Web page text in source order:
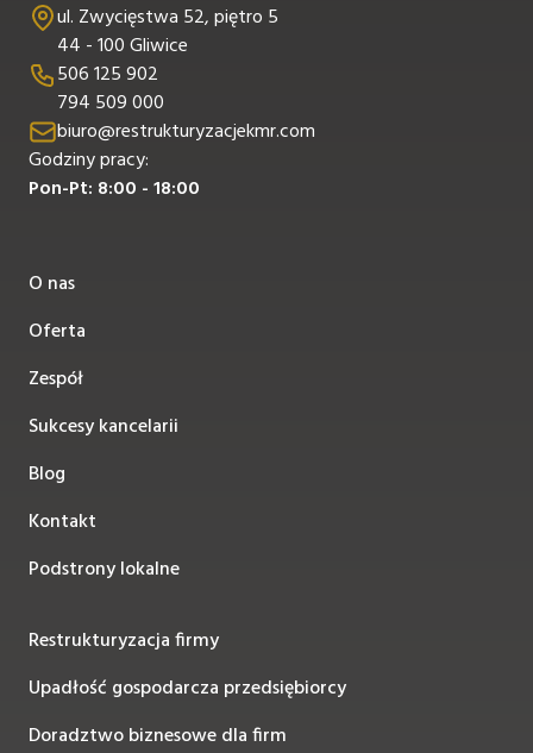
ul. Zwycięstwa 52, piętro 5
44 - 100 Gliwice
506 125 902
794 509 000
biuro@restrukturyzacjekmr.com
Godziny pracy:
Pon-Pt: 8:00 - 18:00
O nas
Oferta
Zespół
Sukcesy kancelarii
Blog
Kontakt
Podstrony lokalne
Restrukturyzacja firmy
Upadłość gospodarcza przedsiębiorcy
Doradztwo biznesowe dla firm